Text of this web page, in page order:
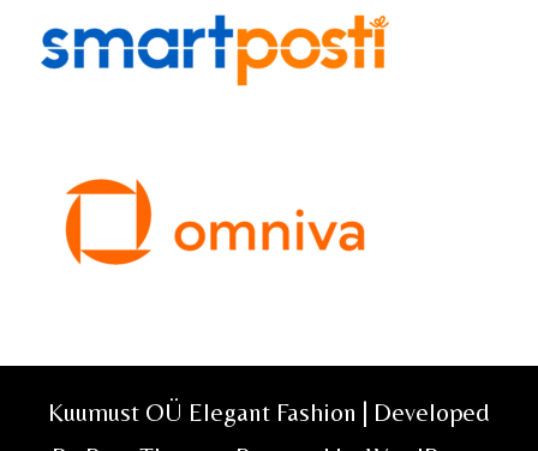
Kuumust OÜ Elegant Fashion | Developed